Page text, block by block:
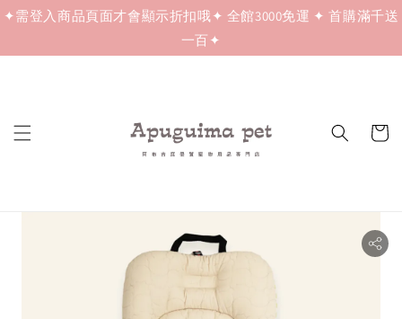
✦需登入商品頁面才會顯示折扣哦✦ 全館3000免運 ✦ 首購滿千送
一百✦